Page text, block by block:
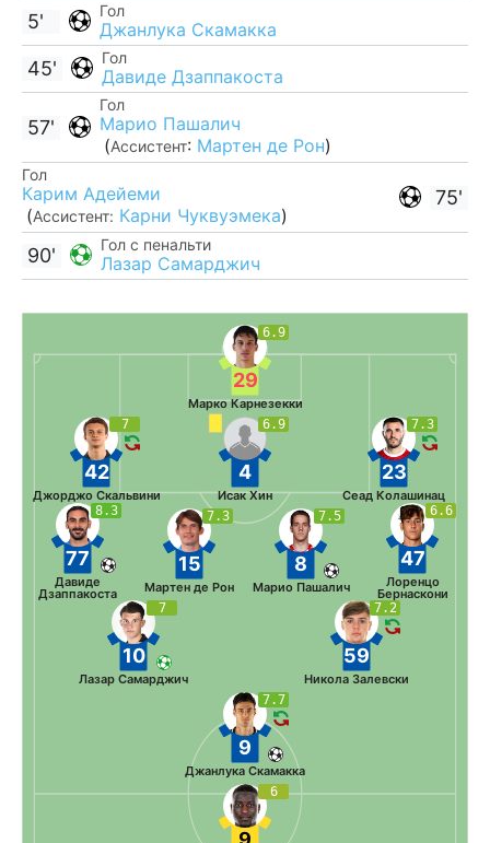
Гол
Джанлука Скамакка
5'
Гол
Давиде Дзаппакоста
45'
Гол
Марио Пашалич
(Ассистент: Мартен де Рон)
57'
75'
Гол
Карим Адейеми
(Ассистент: Карни Чуквуэмека)
Гол с пенальти
Лазар Самарджич
90'
6.9
29
Марко Карнезекки
7.3
23
Сеад Колашинац
6.9
4
Исак Хин
7
42
Джорджо Скальвини
6.6
47
Лоренцо
Бернаскони
7.5
8
Марио Пашалич
7.3
15
Мартен де Рон
8.3
77
Давиде
Дзаппакоста
7.2
59
Никола Залевски
7
10
Лазар Самарджич
7.7
9
Джанлука Скамакка
6